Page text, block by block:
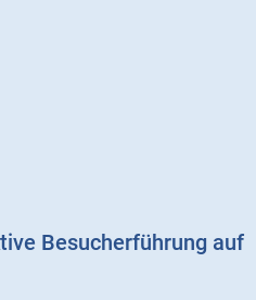
Besucherführung auf